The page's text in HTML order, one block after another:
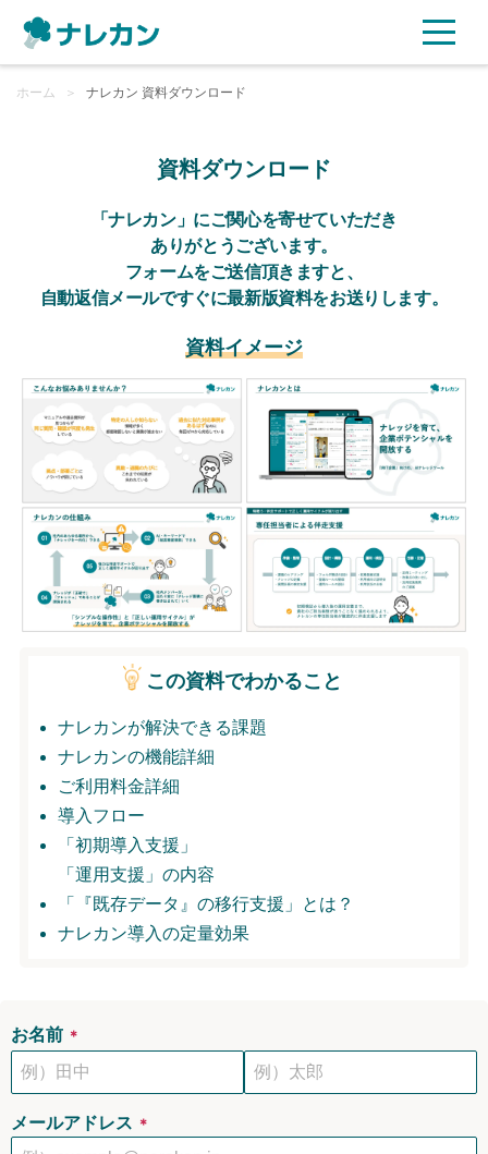
ご利用プラン
ご利用企業様の声
セキュリティ
よくある質問
資料ダウンロード
無料トライアル
ログイン
ホーム ＞ ナレカン 資料ダウンロード
資料ダウンロード
「ナレカン」にご関心を寄せていただき
ありがとうございます。
フォームをご送信頂きますと、
自動返信メールですぐに最新版資料をお送りします。
資料イメージ
この資料でわかること
ナレカンが解決できる課題
ナレカンの機能詳細
ご利用料金詳細
導入フロー
「初期導入支援」
「運用支援」の内容
「『既存データ』の移行支援」とは？
ナレカン導入の定量効果
お名前 ＊
メールアドレス ＊